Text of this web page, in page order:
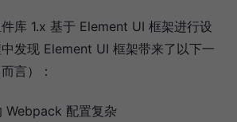
库 1.x 基于 Element UI 框架进行设
发现 Element UI 框架带来了以下一
言）：
Webpack 配置复杂